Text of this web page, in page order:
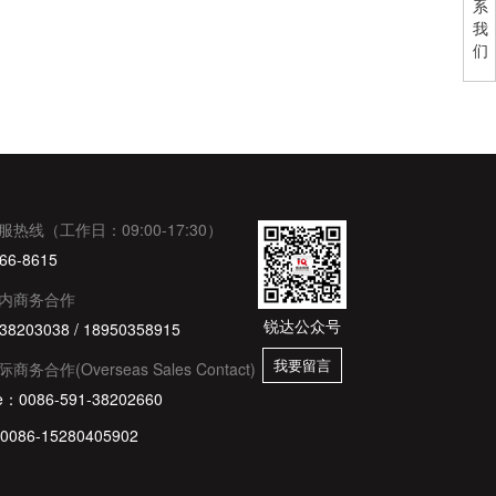
系
我
们
热线（工作日：09:00-17:30）
8615
商务合作
/ 18950358915
商务合作(Overseas Sales Contact)
0086-591-38202660
15280405902
锐达公众号
我要留言